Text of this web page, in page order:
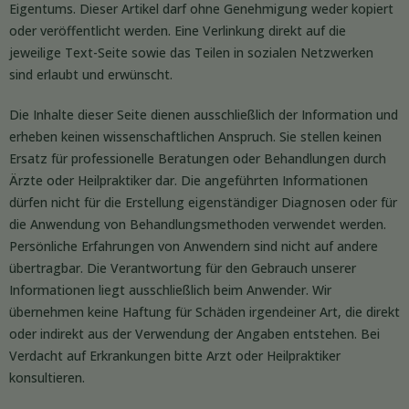
Eigentums. Dieser Artikel darf ohne Genehmigung weder kopiert
oder veröffentlicht werden. Eine Verlinkung direkt auf die
jeweilige Text-Seite sowie das Teilen in sozialen Netzwerken
sind erlaubt und erwünscht.
Die Inhalte dieser Seite dienen ausschließlich der Information und
erheben keinen wissenschaftlichen Anspruch. Sie stellen keinen
Ersatz für professionelle Beratungen oder Behandlungen durch
Ärzte oder Heilpraktiker dar. Die angeführten Informationen
dürfen nicht für die Erstellung eigenständiger Diagnosen oder für
die Anwendung von Behandlungsmethoden verwendet werden.
Persönliche Erfahrungen von Anwendern sind nicht auf andere
übertragbar. Die Verantwortung für den Gebrauch unserer
Informationen liegt ausschließlich beim Anwender. Wir
übernehmen keine Haftung für Schäden irgendeiner Art, die direkt
oder indirekt aus der Verwendung der Angaben entstehen. Bei
Verdacht auf Erkrankungen bitte Arzt oder Heilpraktiker
konsultieren.